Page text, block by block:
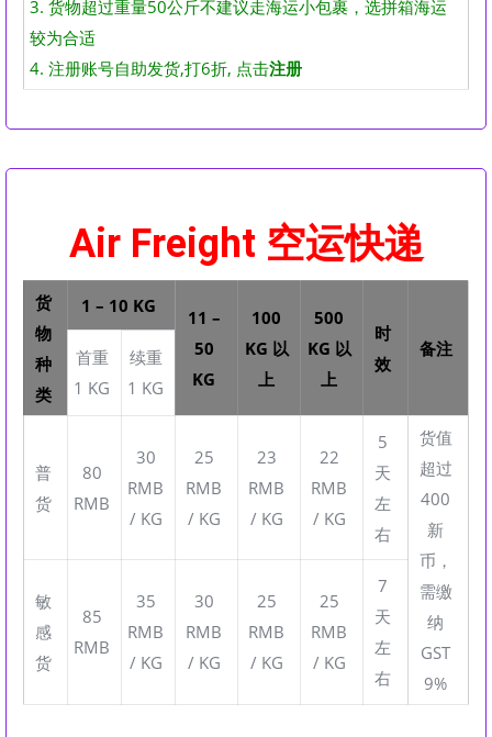
3. 货物超过重量50公斤不建议走海运小包裹，选拼箱海运
较为合适
4. 注册账号自助发货,打6折, 点击注册
Air Freight 空运快递
货
物
种
类
1 – 10 KG
11 –
50
KG
100
KG 以
上
500
KG 以
上
时
效
备注
首重
1 KG
续重
1 KG
普
货
80
RMB
30
RMB
/ KG
25
RMB
/ KG
23
RMB
/ KG
22
RMB
/ KG
5
天
左
右
货值
超过
400
新
币，
需缴
纳
GST
9%
敏
感
货
85
RMB
35
RMB
/ KG
30
RMB
/ KG
25
RMB
/ KG
25
RMB
/ KG
7
天
左
右